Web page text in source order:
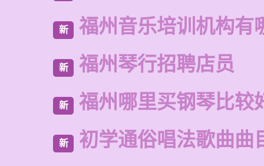
新 福州音乐培训机构有
新 福州琴行招聘店员
新 福州哪里买钢琴比较
新 初学通俗唱法歌曲曲